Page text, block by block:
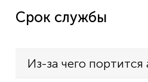
Срок службы
Из-за чего портится